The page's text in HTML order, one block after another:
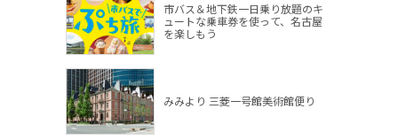
市バス＆地下鉄一日乗り放題のキ
ュートな乗車券を使って、名古屋
を楽しもう
みみより 三菱一号館美術館便り